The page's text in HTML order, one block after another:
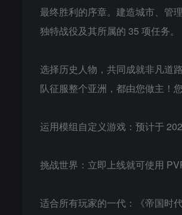
最终胜利的序章。建造城市、管
独特战役及其所属的 35 项任务。
选择历史人物，共同成就非凡道
队征服整个亚洲，都由您做主！
运用模组自定义游戏：预计于
挑战世界：立即上线就可使用
适合所有玩家的一代：《帝国时